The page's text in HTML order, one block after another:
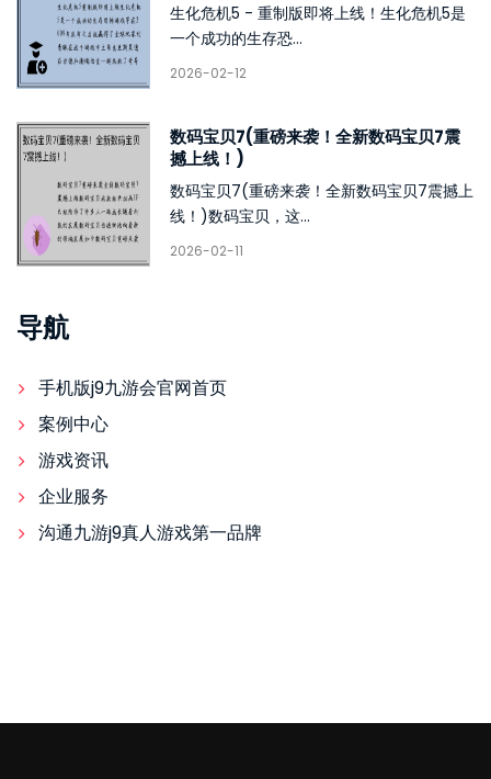
生化危机5 - 重制版即将上线！生化危机5是
一个成功的生存恐...
2026-02-12
数码宝贝7(重磅来袭！全新数码宝贝7震
撼上线！)
数码宝贝7(重磅来袭！全新数码宝贝7震撼上
线！)数码宝贝，这...
2026-02-11
导航
手机版j9九游会官网首页
案例中心
游戏资讯
企业服务
沟通九游j9真人游戏第一品牌